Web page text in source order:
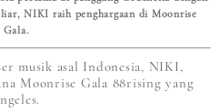
NIKI raih penghargaan di Moonrise
Gala.
musik asal Indonesia, NIKI,
Moonrise Gala 88rising yang